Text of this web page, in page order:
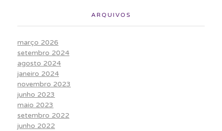
ARQUIVOS
março 2026
setembro 2024
agosto 2024
janeiro 2024
novembro 2023
junho 2023
maio 2023
setembro 2022
junho 2022